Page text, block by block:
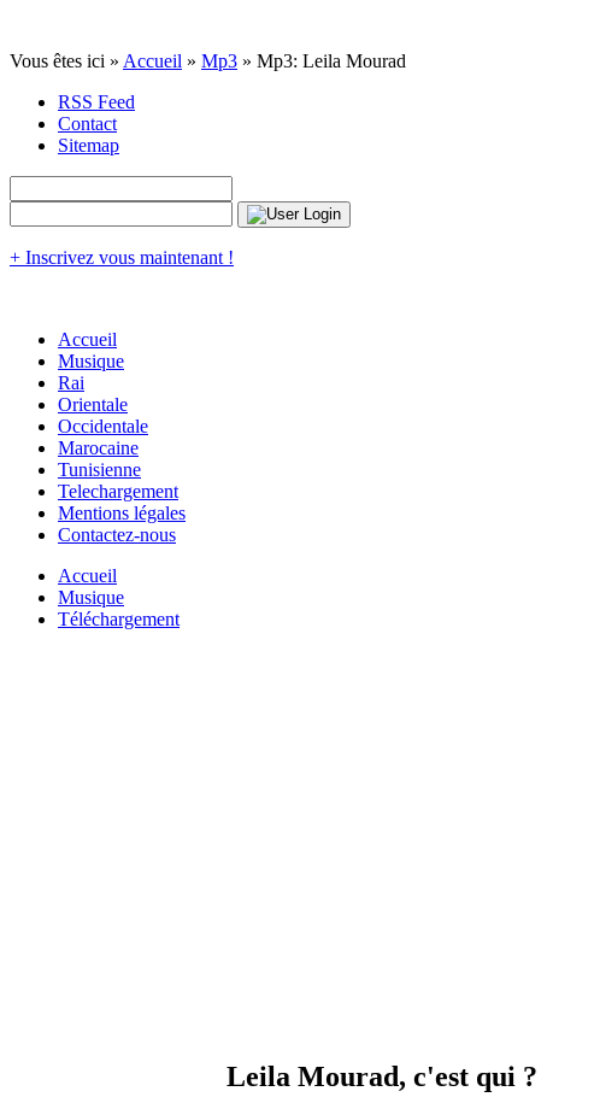
Vous êtes ici » Accueil » Mp3 » Mp3: Leila Mourad
RSS Feed
Contact
Sitemap
+ Inscrivez vous maintenant !
Accueil
Musique
Rai
Orientale
Occidentale
Marocaine
Tunisienne
Telechargement
Mentions légales
Contactez-nous
Accueil
Musique
Téléchargement
Leila Mourad, c'est qui ?